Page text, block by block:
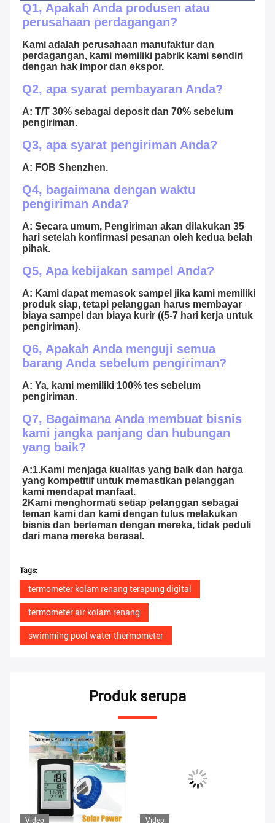
Q1, Apakah Anda produsen atau
perusahaan perdagangan?
Kami adalah perusahaan manufaktur dan
perdagangan, kami memiliki pabrik kami sendiri
dengan hak impor dan ekspor.
Q2, apa syarat pembayaran Anda?
A: T/T 30% sebagai deposit dan 70% sebelum
pengiriman.
Q3, apa syarat pengiriman Anda?
A: FOB Shenzhen.
Q4, bagaimana dengan waktu
pengiriman Anda?
A: Secara umum, Pengiriman akan dilakukan 35
hari setelah konfirmasi pesanan oleh kedua belah
pihak.
Q5, Apa kebijakan sampel Anda?
A: Kami dapat memasok sampel jika kami memiliki
produk siap, tetapi pelanggan harus membayar
biaya sampel dan biaya kurir ((5-7 hari kerja untuk
pengiriman).
Q6, Apakah Anda menguji semua
barang Anda sebelum pengiriman?
A: Ya, kami memiliki 100% tes sebelum
pengiriman.
Q7, Bagaimana Anda membuat bisnis
kami jangka panjang dan hubungan
yang baik?
A:1.Kami menjaga kualitas yang baik dan harga
yang kompetitif untuk memastikan pelanggan
kami mendapat manfaat.
2Kami menghormati setiap pelanggan sebagai
teman kami dan kami dengan tulus melakukan
bisnis dan berteman dengan mereka, tidak peduli
dari mana mereka berasal.
Tags:
termometer kolam renang terapung digital
termometer air kolam renang
swimming pool water thermometer
Produk serupa
Video